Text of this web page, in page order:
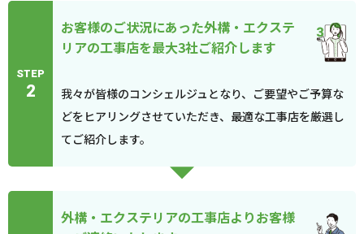
STEP
2
お客様のご状況にあった外構・エクステ
リアの工事店を最大3社ご紹介します
我々が皆様のコンシェルジュとなり、ご要望やご予算な
どをヒアリングさせていただき、最適な工事店を厳選し
てご紹介します。
外構・エクステリアの工事店よりお客様